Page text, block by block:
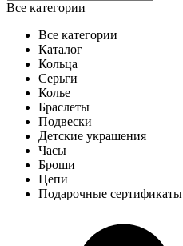
Все категории
Все категории
Каталог
Кольца
Серьги
Колье
Браслеты
Подвески
Детские украшения
Часы
Броши
Цепи
Подарочные сертификаты